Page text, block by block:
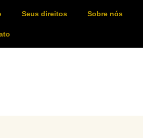
Seus direitos Sobre nós